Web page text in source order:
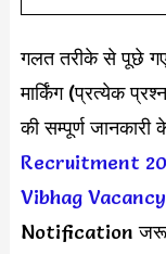
गलत तरीके से पूछे गए
मार्किंग (प्रत्येक
की सम्पूर्ण
Recruitment
Vibhag
Notification